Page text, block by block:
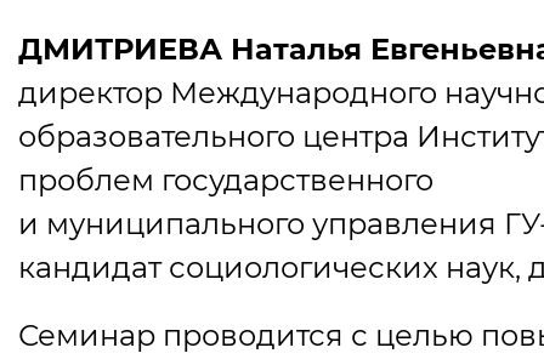
ДМИТРИЕВА Наталья
директор Международного
образовательного центра
проблем государственного
и муниципального управления
кандидат социологических наук,
Семинар проводится с целью